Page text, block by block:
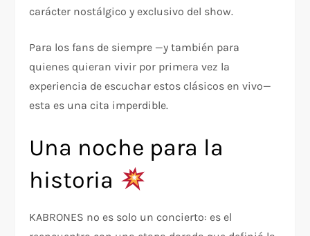
carácter nostálgico y exclusivo del show.
Para los fans de siempre —y también para
quienes quieran vivir por primera vez la
experiencia de escuchar estos clásicos en vivo—
esta es una cita imperdible.
Una noche para la
historia
KABRONES no es solo un concierto: es el